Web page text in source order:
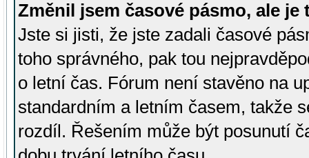
Změnil jsem časové pásmo, ale je
Jste si jisti, že jste zadali časové
toho správného, pak tou
o letní čas. Fórum není stavěno na
standardním a letním časem, takže
rozdíl. Řešením může být posunutí